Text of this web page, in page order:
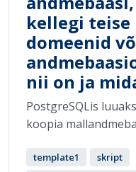
kellegi
domeenid
nii on ja
PostgreSQLis
koopia
template1
skript